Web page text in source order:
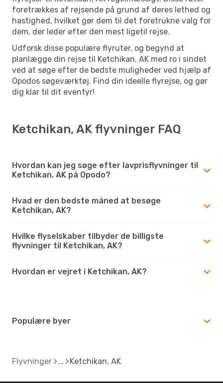
foretrækkes af rejsende på grund af deres lethed og
hastighed, hvilket gør dem til det foretrukne valg for
dem, der leder efter den mest ligetil rejse.
Udforsk disse populære flyruter, og begynd at
planlægge din rejse til Ketchikan, AK med ro i sindet
ved at søge efter de bedste muligheder ved hjælp af
Opodos søgeværktøj. Find din ideelle flyrejse, og gør
dig klar til dit eventyr!
Ketchikan, AK flyvninger FAQ
Hvordan kan jeg søge efter lavprisflyvninger til
Ketchikan, AK på Opodo?
Hvad er den bedste måned at besøge
Ketchikan, AK?
Hvilke flyselskaber tilbyder de billigste
flyvninger til Ketchikan, AK?
Hvordan er vejret i Ketchikan, AK?
Populære byer
Flyvninger Ketchikan, AK